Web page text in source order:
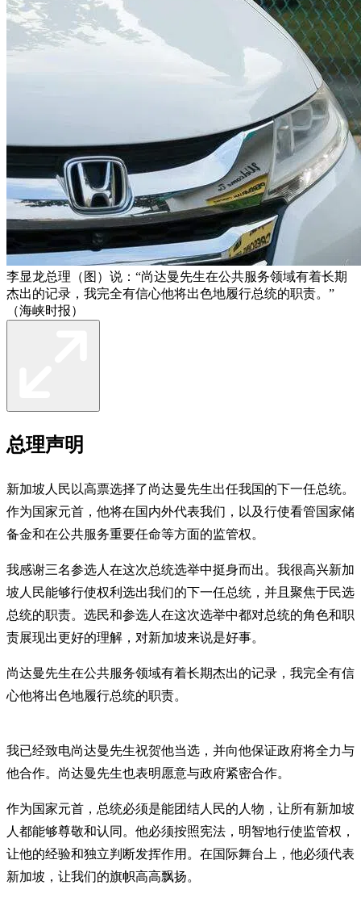
李显龙总理（图）说：“尚达曼先生在公共服务领域有着长期
杰出的记录，我完全有信心他将出色地履行总统的职责。”
（海峡时报）
总理声明
新加坡人民以高票选择了尚达曼先生出任我国的下一任总统。
作为国家元首，他将在国内外代表我们，以及行使看管国家储
备金和在公共服务重要任命等方面的监管权。
我感谢三名参选人在这次总统选举中挺身而出。我很高兴新加
坡人民能够行使权利选出我们的下一任总统，并且聚焦于民选
总统的职责。选民和参选人在这次选举中都对总统的角色和职
责展现出更好的理解，对新加坡来说是好事。
尚达曼先生在公共服务领域有着长期杰出的记录，我完全有信
心他将出色地履行总统的职责。
我已经致电尚达曼先生祝贺他当选，并向他保证政府将全力与
他合作。尚达曼先生也表明愿意与政府紧密合作。
作为国家元首，总统必须是能团结人民的人物，让所有新加坡
人都能够尊敬和认同。他必须按照宪法，明智地行使监管权，
让他的经验和独立判断发挥作用。在国际舞台上，他必须代表
新加坡，让我们的旗帜高高飘扬。